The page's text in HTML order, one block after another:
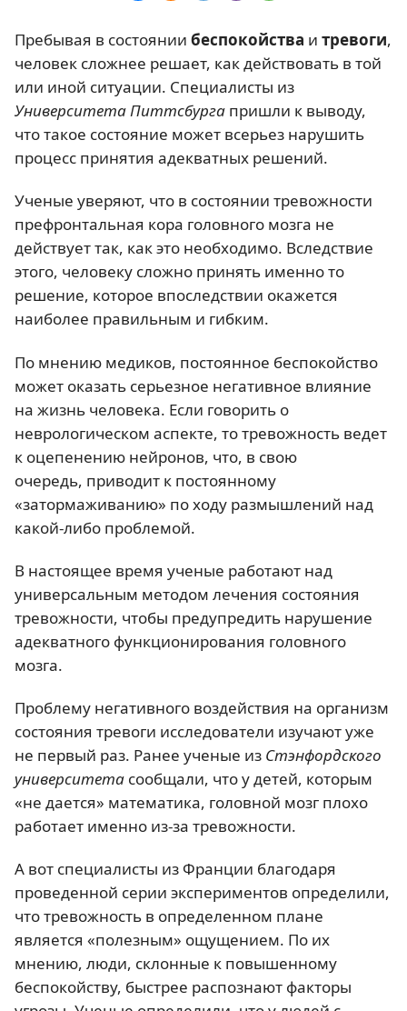
Пребывая в состоянии беспокойства и тревоги,
человек сложнее решает, как действовать в той
или иной ситуации. Специалисты из
Университета Питтсбурга пришли к выводу,
что такое состояние может всерьез нарушить
процесс принятия адекватных решений.
Ученые уверяют, что в состоянии тревожности
префронтальная кора головного мозга не
действует так, как это необходимо. Вследствие
этого, человеку сложно принять именно то
решение, которое впоследствии окажется
наиболее правильным и гибким.
По мнению медиков, постоянное беспокойство
может оказать серьезное негативное влияние
на жизнь человека. Если говорить о
неврологическом аспекте, то тревожность ведет
к оцепенению нейронов, что, в свою
очередь, приводит к постоянному
«затормаживанию» по ходу размышлений над
какой-либо проблемой.
В настоящее время ученые работают над
универсальным методом лечения состояния
тревожности, чтобы предупредить нарушение
адекватного функционирования головного
мозга.
Проблему негативного воздействия на организм
состояния тревоги исследователи изучают уже
не первый раз. Ранее ученые из Стэнфордского
университета сообщали, что у детей, которым
«не дается» математика, головной мозг плохо
работает именно из-за тревожности.
А вот специалисты из Франции благодаря
проведенной серии экспериментов определили,
что тревожность в определенном плане
является «полезным» ощущением. По их
мнению, люди, склонные к повышенному
беспокойству, быстрее распознают факторы